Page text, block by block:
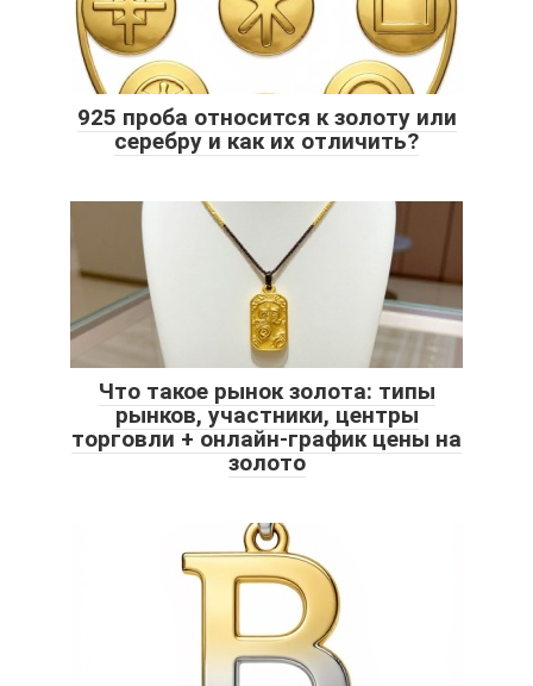
925 проба относится к золоту или
серебру и как их отличить?
Что такое рынок золота: типы
рынков, участники, центры
торговли + онлайн-график цены на
золото